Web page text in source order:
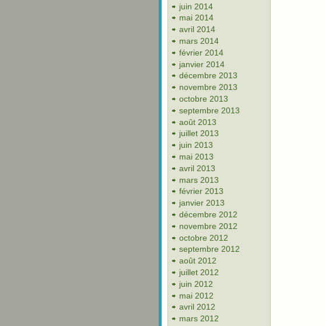
juin 2014
mai 2014
avril 2014
mars 2014
février 2014
janvier 2014
décembre 2013
novembre 2013
octobre 2013
septembre 2013
août 2013
juillet 2013
juin 2013
mai 2013
avril 2013
mars 2013
février 2013
janvier 2013
décembre 2012
novembre 2012
octobre 2012
septembre 2012
août 2012
juillet 2012
juin 2012
mai 2012
avril 2012
mars 2012